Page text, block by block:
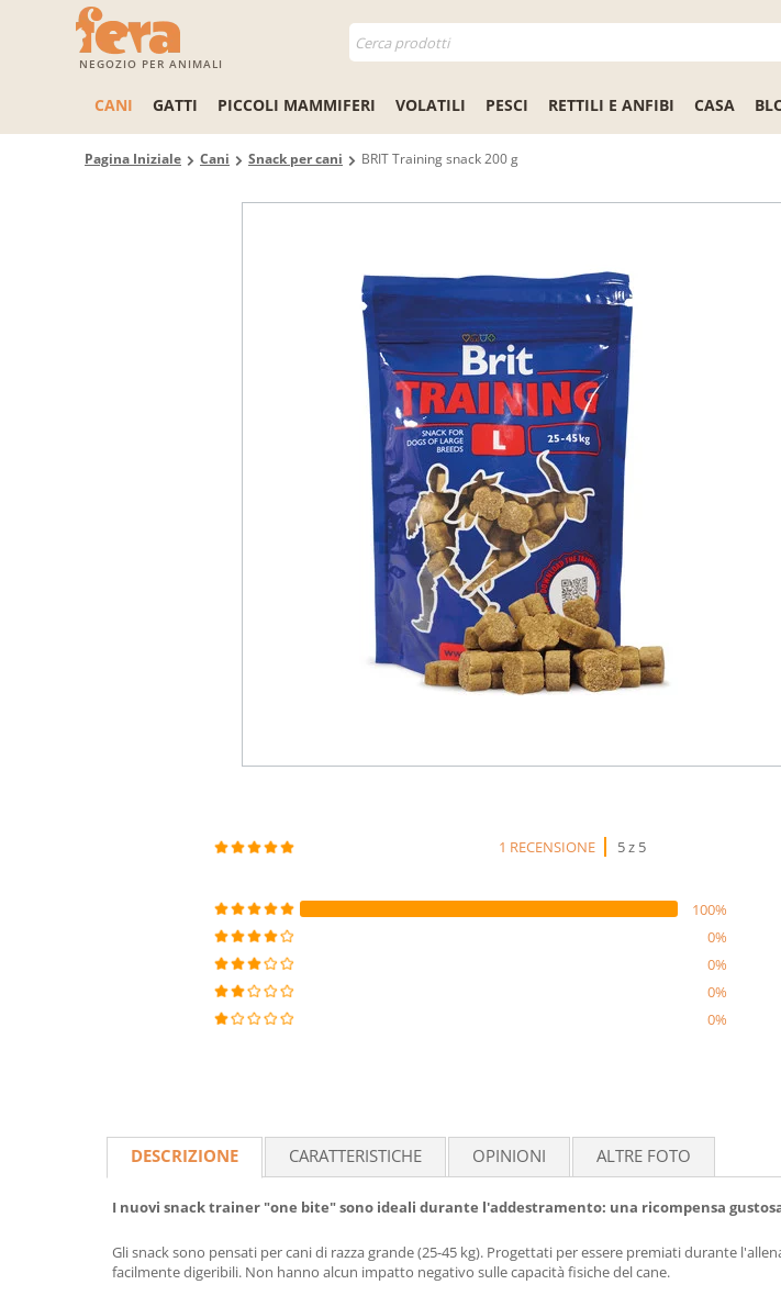
NEGOZIO PER ANIMALI
CANI GATTI PICCOLI MAMMIFERI VOLATILI PESCI RETTILI E ANFIBI CASA
Pagina Iniziale Cani Snack per cani BRIT Training snack 200 g
1 RECENSIONE 5 z 5
100%
0%
0%
0%
0%
DESCRIZIONE CARATTERISTICHE OPINIONI ALTRE FOTO
I nuovi snack trainer "one bite" sono ideali durante l'addestramento: una ricompensa
Gli snack sono pensati per cani di razza grande (25-45 kg). Progettati per essere premiati durante
facilmente digeribili. Non hanno alcun impatto negativo sulle capacità fisiche del cane.